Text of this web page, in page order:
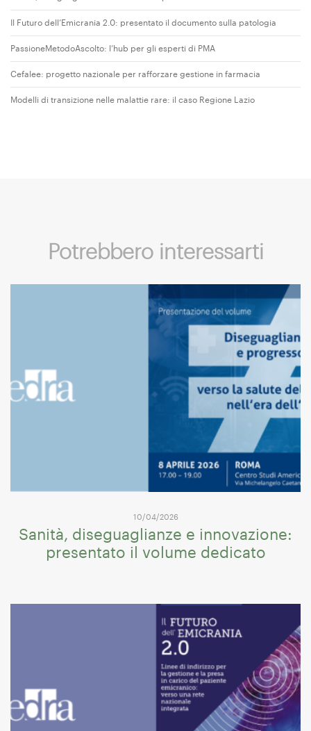
Il Futuro dell’Emicrania 2.0: presentato il documento sulla patologia
PassioneMetodoAscolto: l’hub per gli esperti di PMA
Cefalee: progetto nazionale per rafforzare gestione in farmacia
Modelli di transizione nelle malattie rare: il caso Regione Lazio
Potrebbero interessarti
10/04/2026
Sanità, diseguaglianze e innovazione:
presentato il volume dedicato